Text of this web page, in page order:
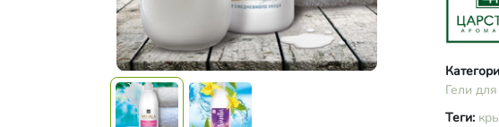
Гели
Теги: